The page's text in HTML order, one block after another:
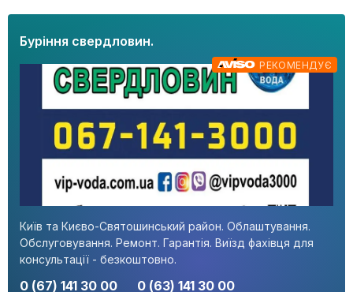
Київ та Києво-Святошинський район. Облаштування.
Обслуговування. Ремонт. Гарантія. Виїзд фахівця для
консультації - безкоштовно.
0 (67) 141 30 00 0 (63) 141 30 00
Буріння свердловин.
РЕКОМЕНДУЄ